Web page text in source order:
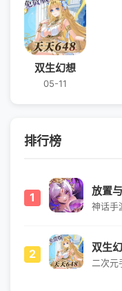
双生幻想
05-11
排行榜
1 放置
神话手
2 双生
二次元